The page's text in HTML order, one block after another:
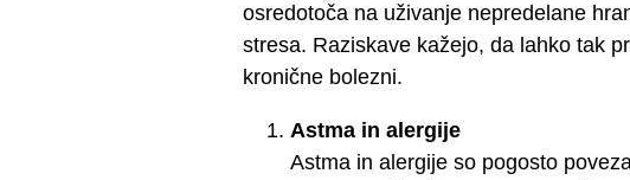
osredotoča na uživanje nepredelane
stresa. Raziskave kažejo, da lahko tak
kronične bolezni.​
Astma in alergije
Astma in alergije so pogosto